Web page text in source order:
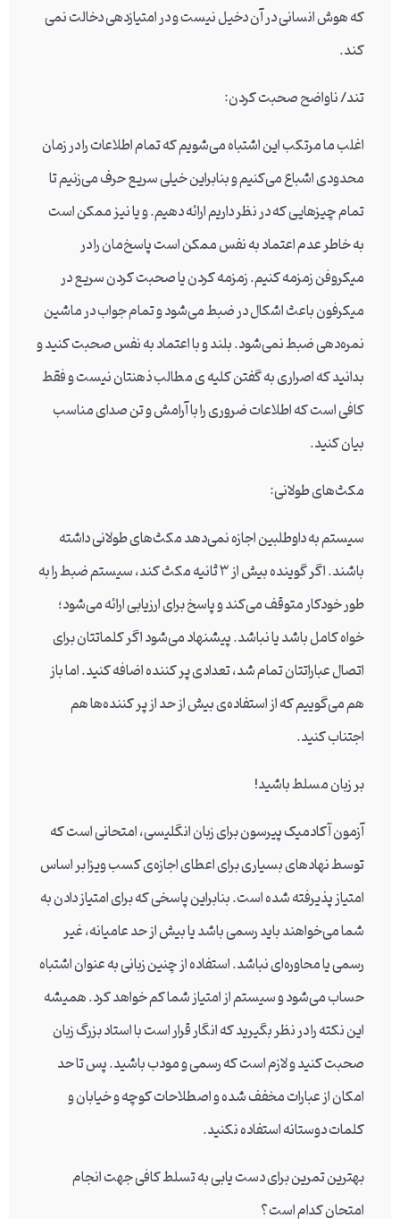
که هوش انسانی در آن دخیل نیست و در امتیازدهی دخالت نمی
کند.
تند/ ناواضح صحبت کردن:
اغلب ما مرتکب این اشتباه می‌شویم که تمام اطلاعات را در زمان
محدودی اشباع می‌کنیم و بنابراین خیلی سریع حرف می‌زنیم تا
تمام چیزهایی که در نظر داریم ارائه دهیم. و یا نیز ممکن است
به خاطر عدم اعتماد به نفس ممکن است پاسخ‌مان را در
میکروفن زمزمه کنیم. زمزمه کردن یا صحبت کردن سریع در
میکرفون باعث اشکال در ضبط می‌شود و تمام جواب در ماشین
نمره‌دهی ضبط نمی‌شود. بلند و با اعتماد به نفس صحبت کنید و
بدانید که اصراری به گفتن کلیه ی مطالب ذهنتان نیست و فقط
کافی است که اطلاعات ضروری را با آرامش و تن صدای مناسب
بیان کنید.
مکث‌های طولانی:
سیستم به داوطلبین اجازه نمی‌دهد مکث‌های طولانی داشته
باشند. اگر گوینده بیش از ۳ ثانیه مکث کند، سیستم ضبط را به
طور خودکار متوقف می‌کند و پاسخ برای ارزیابی ارائه می‌شود؛
خواه کامل باشد یا نباشد. پیشنهاد می‌شود اگر کلماتتان برای
اتصال عباراتتان تمام شد، تعدادی پر کننده اضافه کنید. اما باز
هم می‌گوییم که از استفاده‌ی بیش از حد از پر کننده‌ها هم
اجتناب کنید.
بر زبان مسلط باشید!
آزمون آکادمیک پیرسون برای زبان انگلیسی، امتحانی است که
توسط نهادهای بسیاری برای اعطای اجازه‌ی کسب ویزا بر اساس
امتیاز پذیرفته شده است. بنابراین پاسخی که برای امتیاز دادن به
شما می‌خواهند باید رسمی باشد یا بیش از حد عامیانه، غیر
رسمی یا محاوره‌ای نباشد. استفاده از چنین زبانی به عنوان اشتباه
حساب می‌شود و سیستم از امتیاز شما کم خواهد کرد. همیشه
این نکته را در نظر بگیرید که انگار قرار است با استاد بزرگ زبان
صحبت کنید و لازم است که رسمی و مودب باشید. پس تا حد
امکان از عبارات مخفف شده و اصطلاحات کوچه و خیابان و
کلمات دوستانه استفاده نکنید.
بهترین تمرین برای دست یابی به تسلط کافی جهت انجام
امتحان کدام است؟